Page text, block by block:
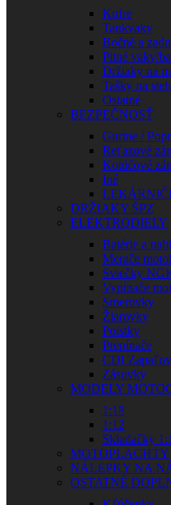
Kufre
Tankvaky
Bočné a
Pitné vaky/
Držiaky na
Tašky na
Ostatné
BEZPEČNOSŤ
Gurtne /
Reťazové
Kotúčové
Iné
DRŽIAKY ŠPZ
ELEKTRODIELY
Batérie a
Merače
Sviečky
Vypínače
Smerovky
Žiarovky
Poistky
Prepínače
CDI
Zásuvky
MODELY
1:18
1:12
Skladačky
MOTOPLACHTY
NÁLEPKY NA
OSTATNÉ